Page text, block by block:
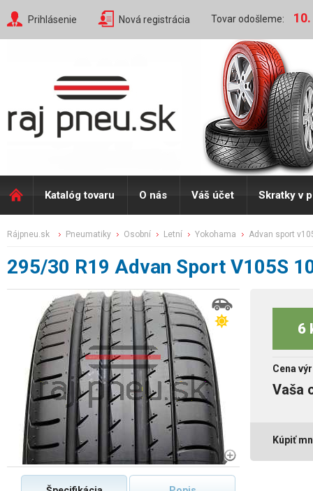
Prihlásenie Nová registrácia Tovar odošleme:
Katalóg tovaru O nás Váš účet Skratky v
rájpneu.sk pneumatiky osobní letní yokohama advan sport
295/30 R19 Advan Sport V105S
6
Cena
Vaša
Kúpiť